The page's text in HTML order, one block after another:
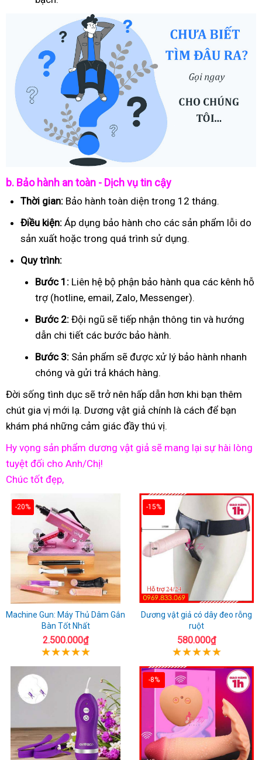
b. Bảo hành an toàn - Dịch vụ tin cậy
Thời gian: Bảo hành toàn diện trong 12 tháng.
Điều kiện: Áp dụng bảo hành cho các sản phẩm lỗi do
sản xuất hoặc trong quá trình sử dụng.
Quy trình:
Bước 1: Liên hệ bộ phận bảo hành qua các kênh hỗ
trợ (hotline, email, Zalo, Messenger).
Bước 2: Đội ngũ sẽ tiếp nhận thông tin và hướng
dẫn chi tiết các bước bảo hành.
Bước 3: Sản phẩm sẽ được xử lý bảo hành nhanh
chóng và gửi trả khách hàng.
Đời sống tình dục sẽ trở nên hấp dẫn hơn khi bạn thêm
chút gia vị mới lạ. Dương vật giả chính là cách để bạn
khám phá những cảm giác đầy thú vị.
Hy vọng sản phẩm dương vật giả sẽ mang lại sự hài lòng
tuyệt đối cho Anh/Chị!
Chúc tốt đẹp,
-20%
Machine Gun: Máy Thủ Dâm Gắn
Bàn Tốt Nhất
2.500.000₫
-15%
Dương vật giả có dây đeo rỗng
ruột
580.000₫
-8%